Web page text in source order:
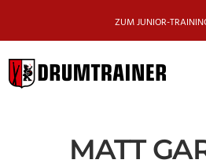
ZUM JUNIOR-
MATT